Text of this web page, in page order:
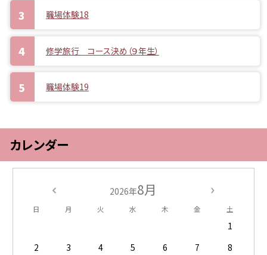
職場体験18
修学旅行 コース決め（９年生）
職場体験19
カレンダー
2026年8月
日 月 火 水 木 金 土
1
2
3 4 5 6 7
8